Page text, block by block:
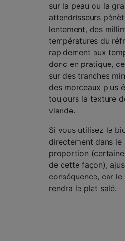
sur la peau ou la
attendrisseurs
lentement, des
températures du
rapidement aux
donc en pratique,
sur des tranches
des morceaux plus
toujours la texture
viande.
Si vous utilisez le
directement dans le
proportion
de cette façon),
conséquence, car
rendra le plat salé.